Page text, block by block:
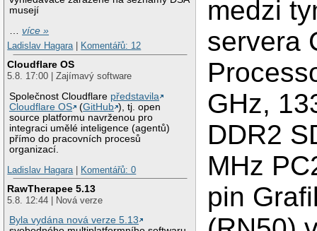
musejí
…více »
Ladislav Hagara| Komentářů: 12
Cloudflare OS
5.8. 17:00 | Zajímavý software
Společnost Cloudflare představila
Cloudflare OS
(GitHub ), tj. open
source platformu navrženou pro
integraci umělé inteligence (agentů)
přímo do pracovních procesů
organizací.
Ladislav Hagara| Komentářů: 0
RawTherapee 5.13
5.8. 12:44 | Nová verze
Byla vydána nová verze 5.13
medzi
servera
GHz,
DDR2
MHz
pin